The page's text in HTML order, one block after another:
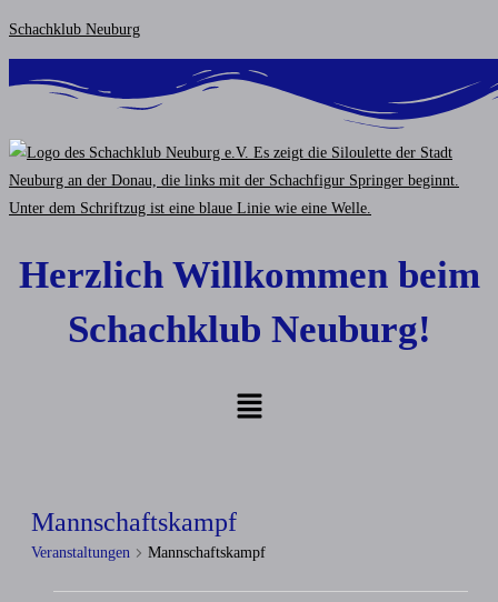
Zum
Inhalt
springen
Schachklub Neuburg
Herzlich Willkommen beim
Schachklub Neuburg!
Menü
Mannschaftskampf
Veranstaltungen Mannschaftskampf